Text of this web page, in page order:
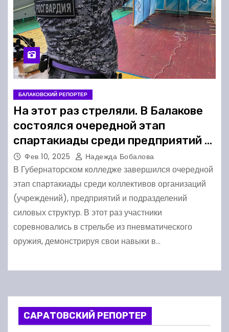
БАЛАКОВСКИЙ РЕПОРТЕР
На этот раз стреляли. В Балакове
состоялся очередной этап
спартакиады среди предприятий и
силовых структур
Фев 10, 2025 Надежда Бобалова
В Губернаторском колледже завершился очередной
этап спартакиады среди коллективов организаций
(учреждений), предприятий и подразделений
силовых структур. В этот раз участники
соревновались в стрельбе из пневматического
оружия, демонстрируя свои навыки в…
САРАТОВСКИЙ РЕПОРТЕР